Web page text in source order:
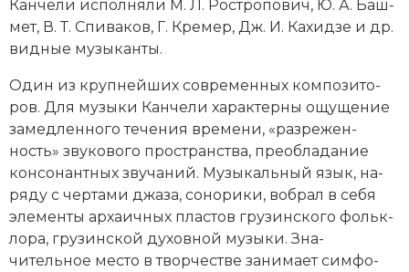
Новая история
Новейшая история
Нумизматика
Образование
Общественные объединения и организации
Политическая история
Революции и народные движения
Канчели ис­пол­ня­ли М. Л. Рос­тро­по­вич, Ю. А. Баш­
мет, В. Т. Спи­ва­ков, Г. Кре­мер, Дж. И. Ка­хид­зе и др.
вид­ные му­зы­кан­ты.
Один из круп­ней­ших современных ком­по­зи­то­
ров. Для му­зы­ки Канчели ха­рак­тер­ны ощу­ще­ние
за­мед­лен­но­го те­че­ния вре­ме­ни, «раз­ре­жен­
ность» зву­ко­во­го про­стран­ст­ва, пре­об­ла­да­ние
кон­со­нант­ных зву­ча­ний. Музыкальный язык, на­
ря­ду с чер­та­ми джа­за, со­но­ри­ки, во­брал в се­бя
эле­мен­ты ар­ха­ичных пла­стов грузинского фольк­
ло­ра, грузинской ду­хов­ной му­зы­ки. Зна­
чительное ме­сто в твор­че­ст­ве за­ни­ма­ет сим­фо­